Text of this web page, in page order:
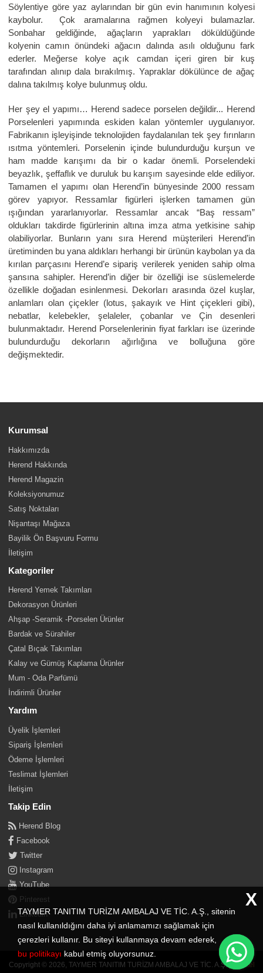
Söylentiye göre yaz aylarından bir gün evin hanımının kolyesi
kaybolur. Çok aramalarına rağmen kolyeyi bulamazlar.
Sonbahar geldiğinde, ağaçların yaprakları döküldüğünde
kolyenin camın önündeki ağacın dalında asılı olduğunu fark
ederler. Meğerse kolye açık camdan içeri giren bir kuş
tarafından alınıp dala bırakılmış. Yapraklar dökülünce de ağaç
dalına takılmış kolye bulunmuş oldu.
Her şey el yapımı… Herend sadece porselen değildir... Herend
Porselenleri yapımında eskiden kalan yöntemler uygulanıyor.
Fabrikanın işleyişinde teknolojiden faydalanılan tek şey fırınların
ısıtma yöntemleri. Porselenin içinde bulundurduğu kurşun ve
ham madde karışımı da bir o kadar önemli. Porselendeki
beyazlık, şeffaflık ve duruluk bu karışım sayesinde elde ediliyor.
Tamamen el yapımı olan Herend’in bünyesinde 2000 ressam
görev yapıyor. Ressamlar figürleri işlerken tamamen gün
ışığından yararlanıyorlar. Ressamlar ancak “Baş ressam”
oldukları takdirde figürlerinin altına imza atma yetkisine sahip
olabiliyorlar. Bunların yanı sıra Herend müşterileri Herend’in
üretiminden bu yana aldıkları herhangi bir ürünün kaybolan ya da
kırılan parçasını Herend’e sipariş verilerek yeniden sahip olma
şansına sahipler. Herend’in diğer bir özelliği ise süslemelerde
özellikle doğadan esinlenmesi. Dekorları arasında özel kuşlar,
anlamları olan çiçekler (lotus, şakayık ve Hint çiçekleri gibi),
nebatlar, kelebekler, şelaleler, çobanlar ve Çin desenleri
bulunmaktadır. Herend Porselenlerinin fiyat farkları ise üzerinde
bulundurduğu dekorların ağırlığına ve bolluğuna göre
değişmektedir.
Kurumsal
Hakkımızda
Herend Hakkında
Herend Magazin
Koleksiyonumuz
Satış Noktaları
Nişantaşı Mağaza
Bayilik Ön Başvuru Formu
İletişim
Kategoriler
Herend Yemek Takımları
Dekorasyon Ürünleri
Ahşap -Seramik -Porselen Ürünler
Bardak ve Sürahiler
Çatal Bıçak Takımları
Kalay ve Gümüş Kaplama Ürünler
Mum - Oda Parfümü
İndirimli Ürünler
Yardım
Üyelik İşlemleri
Sipariş İşlemleri
Ödeme İşlemleri
Teslimat İşlemleri
İletişim
Takip Edin
Herend Blog
Facebook
Twitter
Instagram
YouTube
Pinterest
Linkedin
Copyright © 2026, TAYMER TANITIM TURİZM AMBALAJ VE TİC. A.Ş. | İkipixel
TAYMER TANITIM TURİZM AMBALAJ VE TİC. A.Ş., sitenin
nasıl kullanıldığını daha iyi anlamamızı sağlamak için
çerezleri kullanır. Bu siteyi kullanmaya devam ederek,
bu politikayı kabul etmiş oluyorsunuz.
X